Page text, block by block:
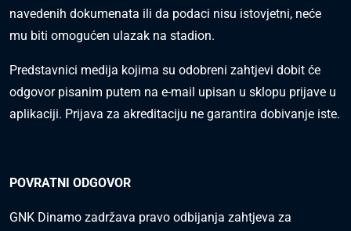
navedenih dokumenata ili da podaci nisu istovjetni, neće
mu biti omogućen ulazak na stadion.
Predstavnici medija kojima su odobreni zahtjevi dobit će
odgovor pisanim putem na e-mail upisan u sklopu prijave u
aplikaciji. Prijava za akreditaciju ne garantira dobivanje iste.
POVRATNI ODGOVOR
GNK Dinamo zadržava pravo odbijanja zahtjeva za